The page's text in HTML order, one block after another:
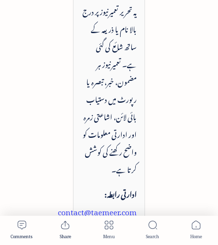
یہ تحریر تعمیرنیوز پر درج
بالا نام یا ذریعہ کے
ساتھ شائع کی گئی
ہے۔ تعمیرنیوز ہر
مضمون، خبر، تبصرہ یا
رپورٹ میں دستیاب
بائی لائن، اشاعتی زمرہ
اور ادارتی معلومات کو
واضح رکھنے کی کوشش
کرتا ہے۔
ادارتی رابطہ:
contact@taemeer.com